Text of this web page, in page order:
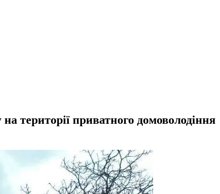
території приватного домоволодіння